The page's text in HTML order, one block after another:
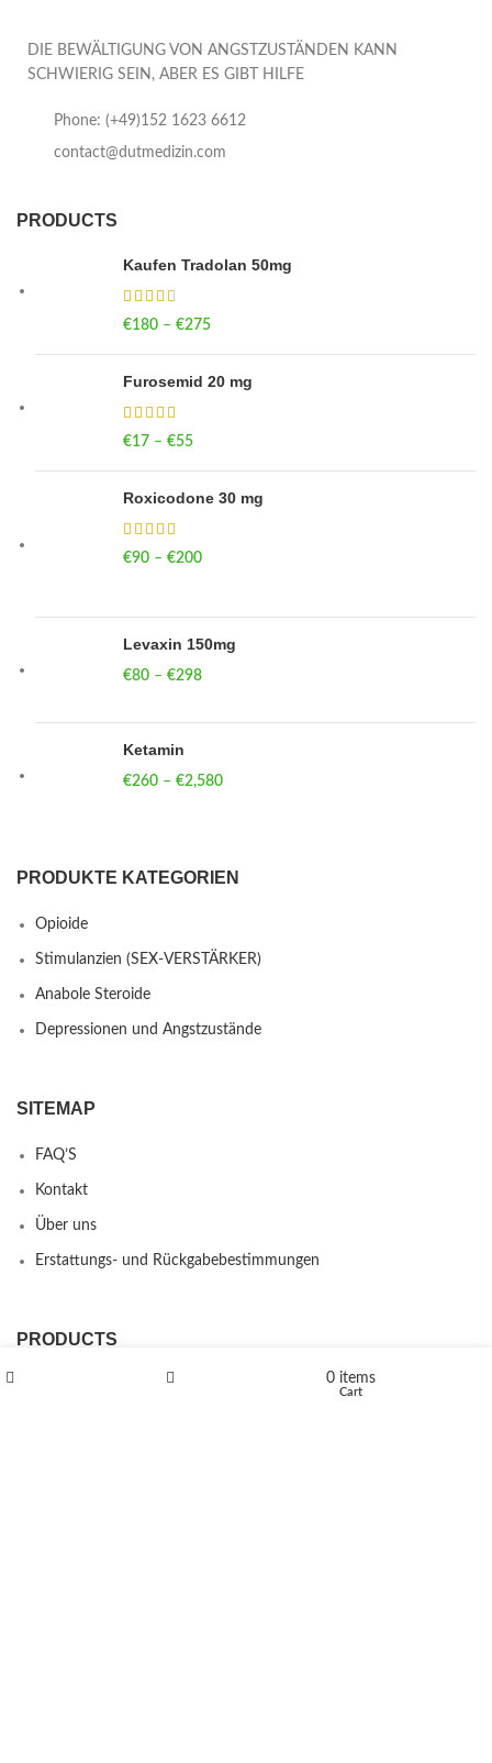
DIE BEWÄLTIGUNG VON ANGSTZUSTÄNDEN KANN
SCHWIERIG SEIN, ABER ES GIBT HILFE
Phone: (+49)152 1623 6612
contact@dutmedizin.com
PRODUCTS
Kaufen Tradolan 50mg
€180 – €275
Furosemid 20 mg
€17 – €55
Roxicodone 30 mg
€90 – €200
Levaxin 150mg
€80 – €298
Ketamin
€260 – €2,580
PRODUKTE KATEGORIEN
Opioide
Stimulanzien (SEX-VERSTÄRKER)
Anabole Steroide
Depressionen und Angstzustände
SITEMAP
FAQ’S
Kontakt
Über uns
Erstattungs- und Rückgabebestimmungen
PRODUCTS
L-Polaflux® 5 mg/ml 0 items
Cart